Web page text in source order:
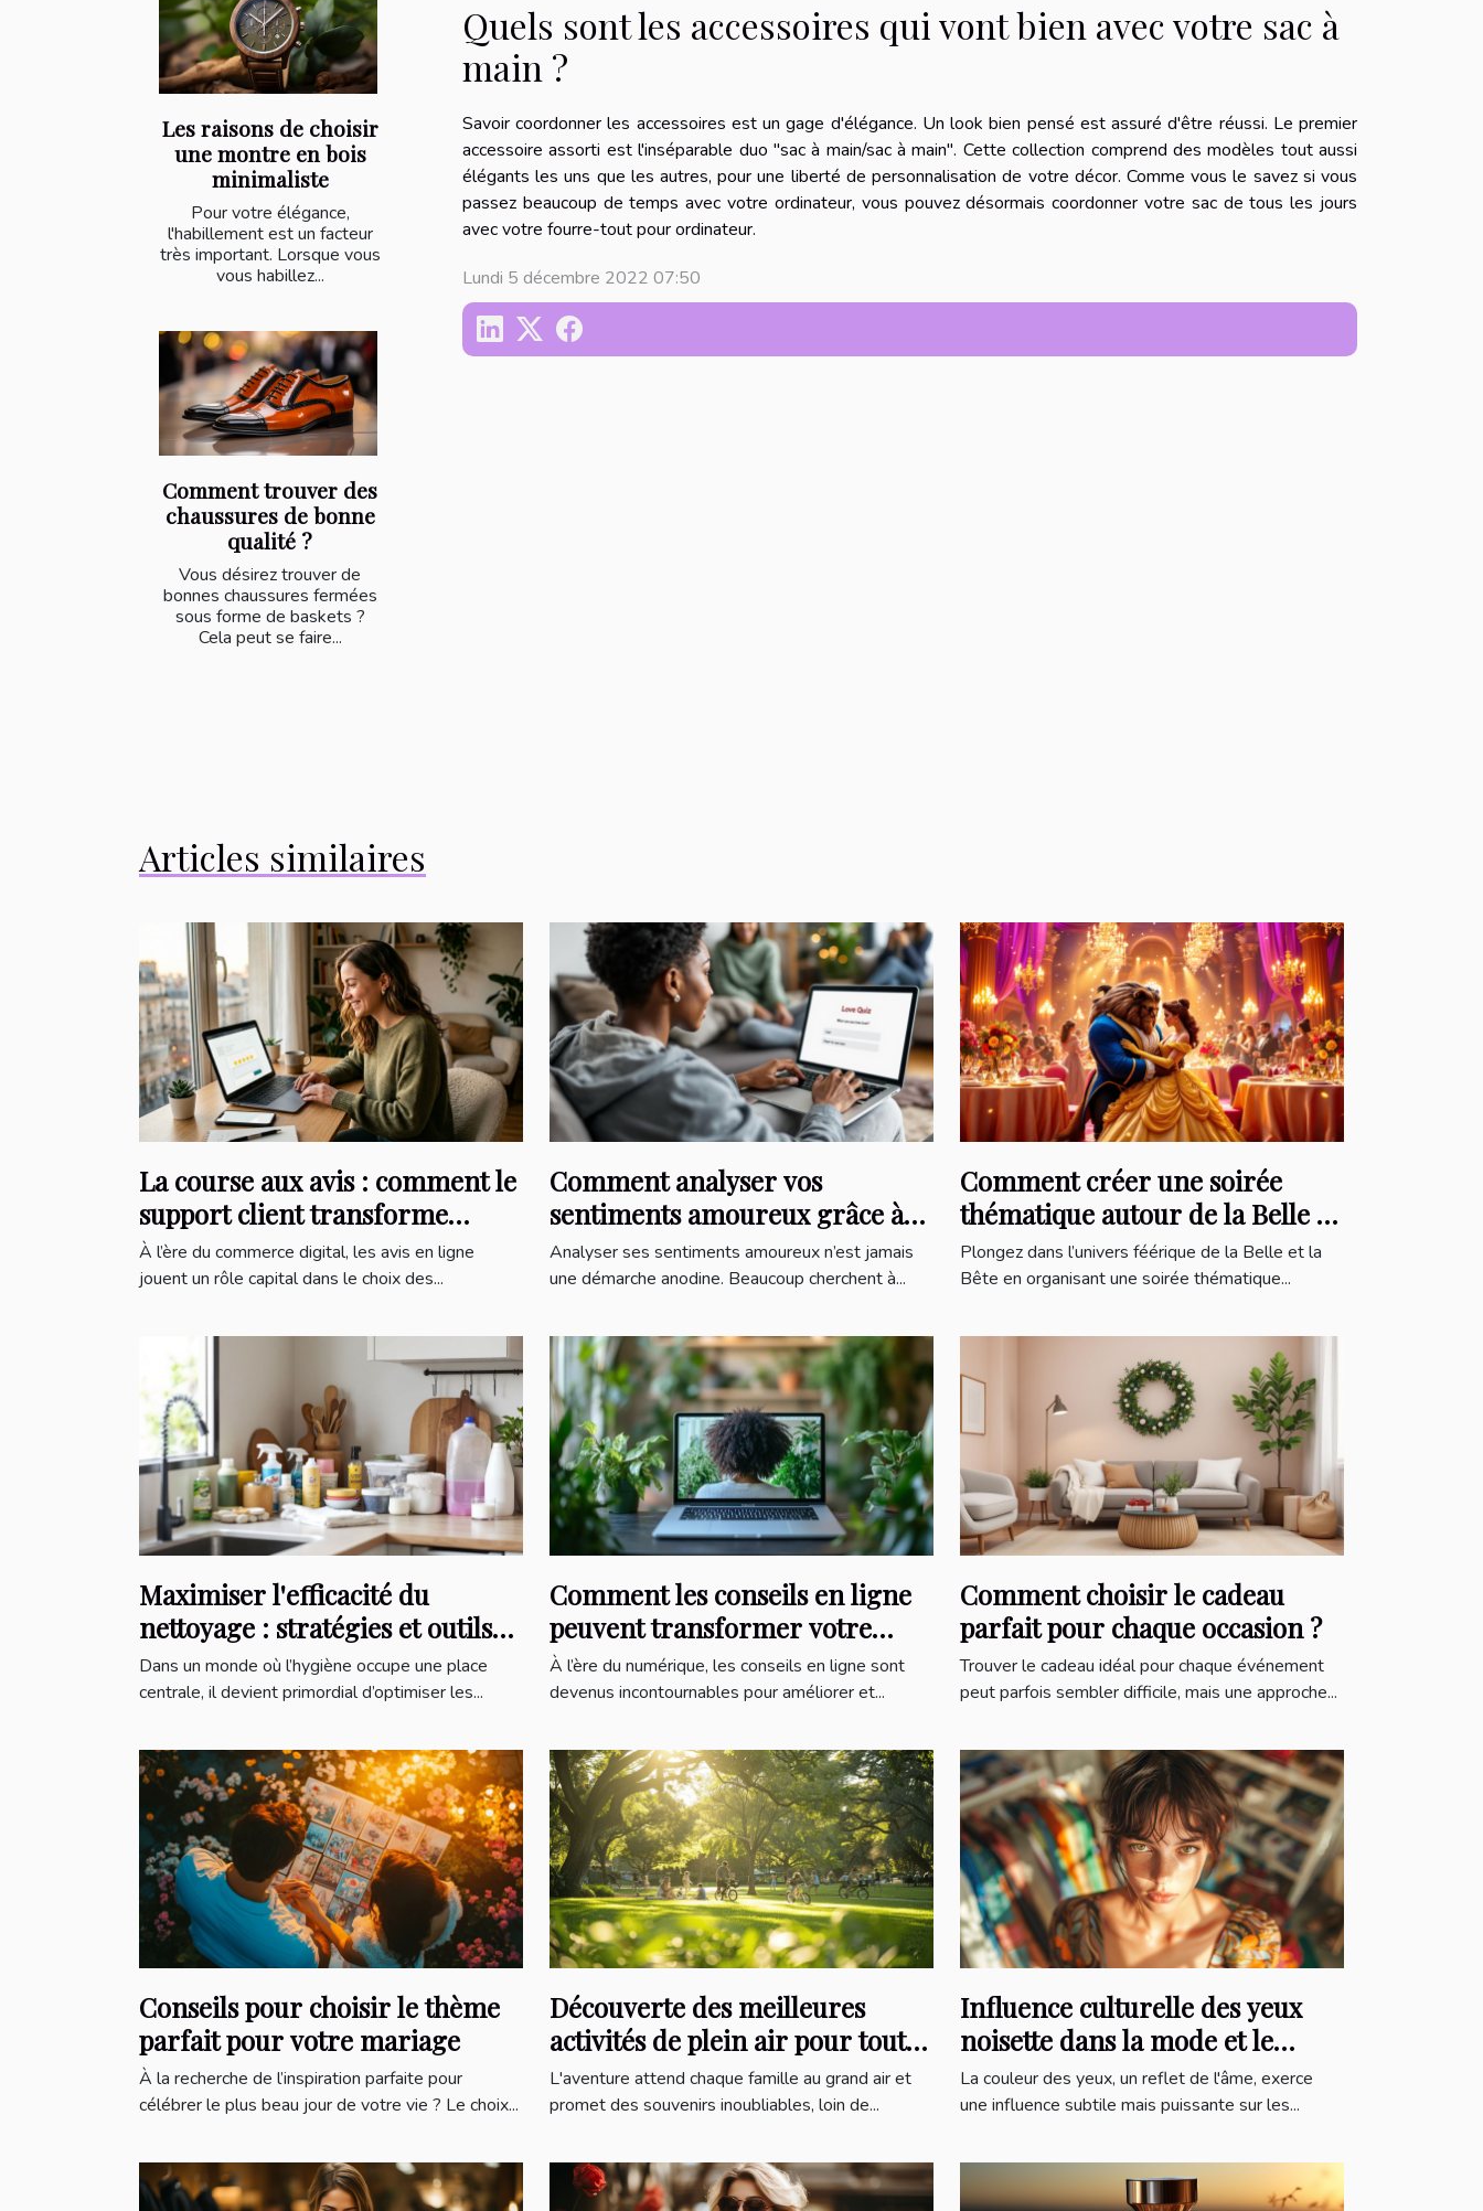
Les raisons de choisir
une montre en bois
minimaliste
Pour votre élégance,
l'habillement est un facteur
très important. Lorsque vous
vous habillez...
Comment trouver des
chaussures de bonne
qualité ?
Vous désirez trouver de
bonnes chaussures fermées
sous forme de baskets ?
Cela peut se faire...
Quels sont les accessoires qui vont bien avec votre sac à
main ?
Savoir coordonner les accessoires est un gage d'élégance. Un look bien pensé est assuré d'être réussi. Le premier
accessoire assorti est l'inséparable duo "sac à main/sac à main". Cette collection comprend des modèles tout aussi
élégants les uns que les autres, pour une liberté de personnalisation de votre décor. Comme vous le savez si vous
passez beaucoup de temps avec votre ordinateur, vous pouvez désormais coordonner votre sac de tous les jours
avec votre fourre-tout pour ordinateur.
Lundi 5 décembre 2022 07:50
Articles similaires
La course aux avis : comment le
support client transforme
l’expérience d’achat en ligne
À l’ère du commerce digital, les avis en ligne
jouent un rôle capital dans le choix des...
Comment analyser vos
sentiments amoureux grâce à
un quiz en ligne ?
Analyser ses sentiments amoureux n’est jamais
une démarche anodine. Beaucoup cherchent à...
Comment créer une soirée
thématique autour de la Belle et
la Bête ?
Plongez dans l’univers féérique de la Belle et la
Bête en organisant une soirée thématique...
Maximiser l'efficacité du
nettoyage : stratégies et outils
essentiels
Dans un monde où l’hygiène occupe une place
centrale, il devient primordial d’optimiser les...
Comment les conseils en ligne
peuvent transformer votre
quotidien ?
À l’ère du numérique, les conseils en ligne sont
devenus incontournables pour améliorer et...
Comment choisir le cadeau
parfait pour chaque occasion ?
Trouver le cadeau idéal pour chaque événement
peut parfois sembler difficile, mais une approche...
Conseils pour choisir le thème
parfait pour votre mariage
À la recherche de l’inspiration parfaite pour
célébrer le plus beau jour de votre vie ? Le choix...
Découverte des meilleures
activités de plein air pour toute
la famille
L'aventure attend chaque famille au grand air et
promet des souvenirs inoubliables, loin de...
Influence culturelle des yeux
noisette dans la mode et le
cinéma
La couleur des yeux, un reflet de l'âme, exerce
une influence subtile mais puissante sur les...